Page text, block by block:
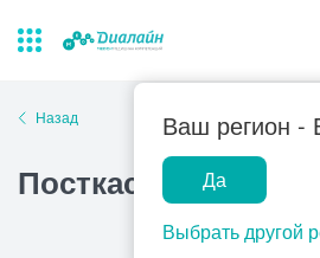
Ваш регион -
Да
Выбрать другой
Лаборатории
Центр
на дому
Закрыть поиск
Популярные запросы
Прием гинеколога
Назад